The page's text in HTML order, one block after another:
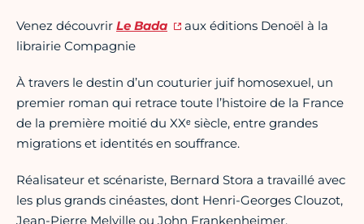
Venez découvrir Le Bada
aux éditions Denoël à la
librairie Compagnie
À travers le destin d’un couturier juif homosexuel, un
premier roman qui retrace toute l’histoire de la France
de la première moitié du XXᵉ siècle, entre grandes
migrations et identités en souffrance.
Réalisateur et scénariste, Bernard Stora a travaillé avec
les plus grands cinéastes, dont Henri-Georges Clouzot,
Jean-Pierre Melville ou John Frankenheimer.